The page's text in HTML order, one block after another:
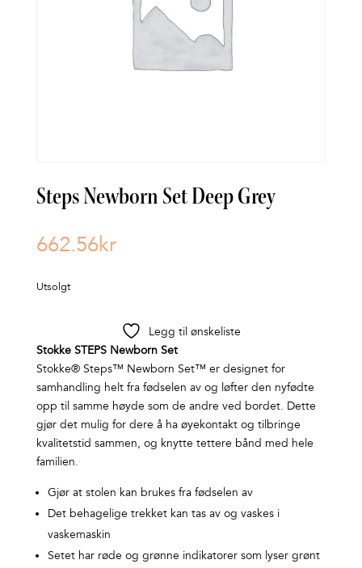
Steps Newborn Set Deep Grey
662.56kr
Utsolgt
Legg til ønskeliste
Stokke STEPS Newborn Set
Stokke® Steps™ Newborn Set™ er designet for
samhandling helt fra fødselen av og løfter den nyfødte
opp til samme høyde som de andre ved bordet. Dette
gjør det mulig for dere å ha øyekontakt og tilbringe
kvalitetstid sammen, og knytte tettere bånd med hele
familien.
Gjør at stolen kan brukes fra fødselen av
Det behagelige trekket kan tas av og vaskes i
vaskemaskin
Setet har røde og grønne indikatorer som lyser grønt